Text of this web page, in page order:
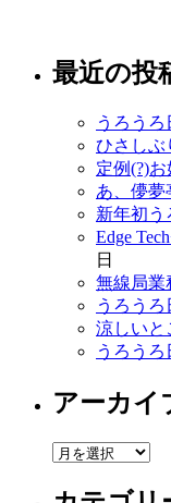
最近の投
うろうろ
ひさしぶ
定例(?)
あ、儚夢
新年初う
Edge
日
無線局業
うろうろ
涼しいと
うろうろ
アーカイ
ア
カ